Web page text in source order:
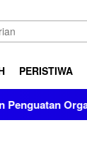
PERISTIWA
TNI AD